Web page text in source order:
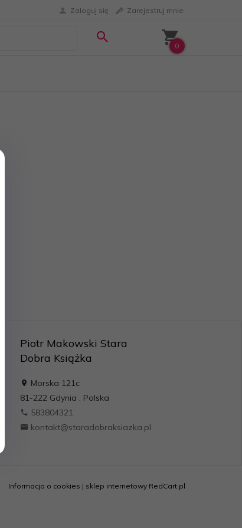
Zaloguj się Zarejestruj mnie
0
Piotr Makowski Stara
Dobra Książka
Morska 121c
81-222 Gdynia , Polska
583804321
kontakt@staradobraksiazka.pl
Informacja o cookies | sklep internetowyRedCart.pl